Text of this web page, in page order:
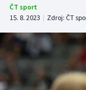
Atletika
Cyklistika
DALŠÍ SPORTY
ČT sport
15. 8. 2023 | Zdroj: ČT